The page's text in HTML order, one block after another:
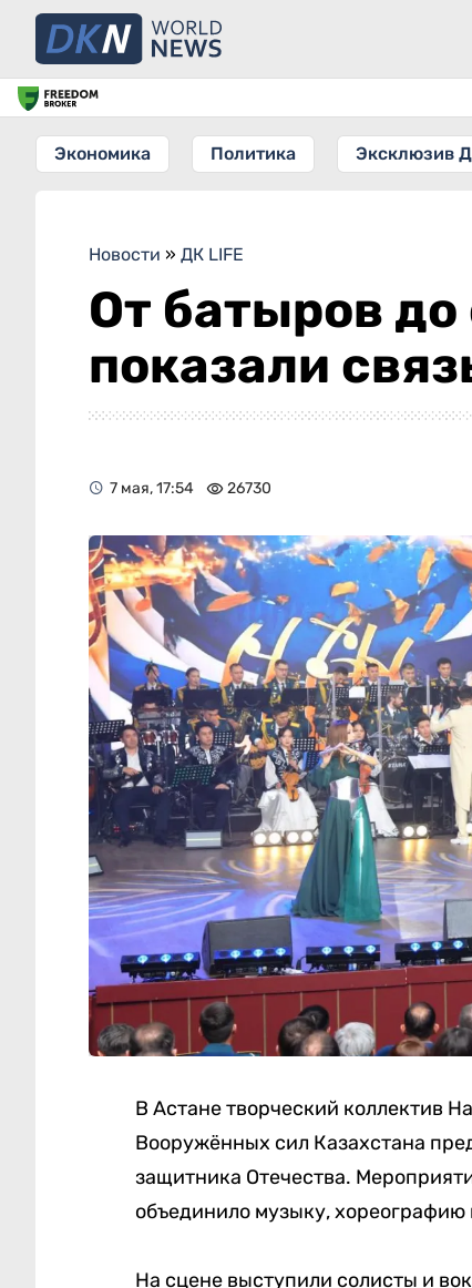
Экономика Политика Эксклюзив
Новости » ДК LIFE
От батыров
показали
7 мая, 17:54 26730
В Астане творческий коллектив
Вооружённых сил Казахстана
защитника Отечества.
объединило музыку,
На сцене выступили солисты и